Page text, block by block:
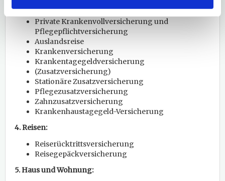
Gesetzliche Kranken- und Pflegeversicherung
Private Krankenvollversicherung und
Pflegepflichtversicherung
Auslandsreise
Krankenversicherung
Krankentagegeldversicherung
(Zusatzversicherung)
Stationäre Zusatzversicherung
Pflegezusatzversicherung
Zahnzusatzversicherung
Krankenhaustagegeld-Versicherung
4. Reisen:
Reiserücktrittsversicherung
Reisegepäckversicherung
5. Haus und Wohnung: